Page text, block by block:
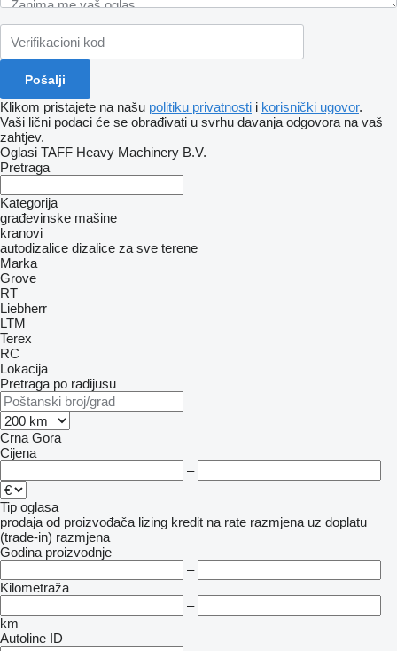
Klikom pristajete na našu politiku privatnosti i korisnički ugovor.
Vaši lični podaci će se obrađivati ​​u svrhu davanja odgovora na vaš
zahtjev.
Oglasi TAFF Heavy Machinery B.V.
Pretraga
Kategorija
građevinske mašine
kranovi
autodizalice dizalice za sve terene
Marka
Grove
RT
Liebherr
LTM
Terex
RC
Lokacija
Pretraga po radijusu
Crna Gora
Cijena
–
Tip oglasa
prodaja od proizvođača lizing kredit na rate razmjena uz doplatu
(trade-in) razmjena
Godina proizvodnje
–
Kilometraža
–
km
Autoline ID